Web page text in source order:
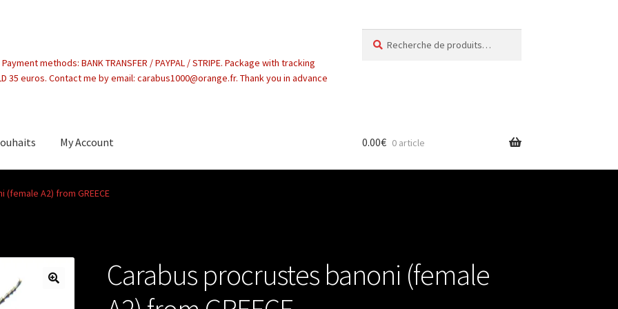
methods: BANK TRANSFER / PAYPAL / STRIPE. Package with tracking
35 euros. Contact me by email: carabus1000@orange.fr. Thank you in advance
pour :
My Account 0.00€ 0 article
A2) from GREECE
Carabus procrustes banoni (female